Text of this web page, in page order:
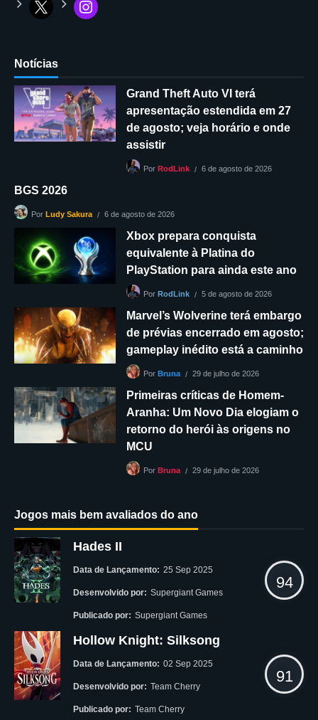
Notícias
Grand Theft Auto VI terá
apresentação estendida em 27
de agosto; veja horário e onde
assistir
Por RodLink 6 de agosto de 2026
BGS 2026
Por Ludy Sakura 6 de agosto de 2026
Xbox prepara conquista
equivalente à Platina do
PlayStation para ainda este ano
Por RodLink 5 de agosto de 2026
Marvel’s Wolverine terá embargo
de prévias encerrado em agosto;
gameplay inédito está a caminho
Por Bruna 29 de julho de 2026
Primeiras críticas de Homem-
Aranha: Um Novo Dia elogiam o
retorno do herói às origens no
MCU
Por Bruna 29 de julho de 2026
Jogos mais bem avaliados do ano
Hades II
Data de Lançamento: 25 Sep 2025
Desenvolvido por: Supergiant Games
Publicado por: Supergiant Games
94
Hollow Knight: Silksong
Data de Lançamento: 02 Sep 2025
Desenvolvido por: Team Cherry
Publicado por: Team Cherry
91